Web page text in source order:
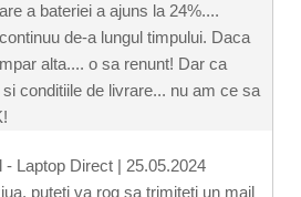
a bateriei a ajuns la 24%....
de-a lungul timpului. Daca
alta.... o sa renunt! Dar ca
conditiile de livrare... nu am ce sa
- Laptop Direct | 25.05.2024
puteti va rog sa trimiteti un mail